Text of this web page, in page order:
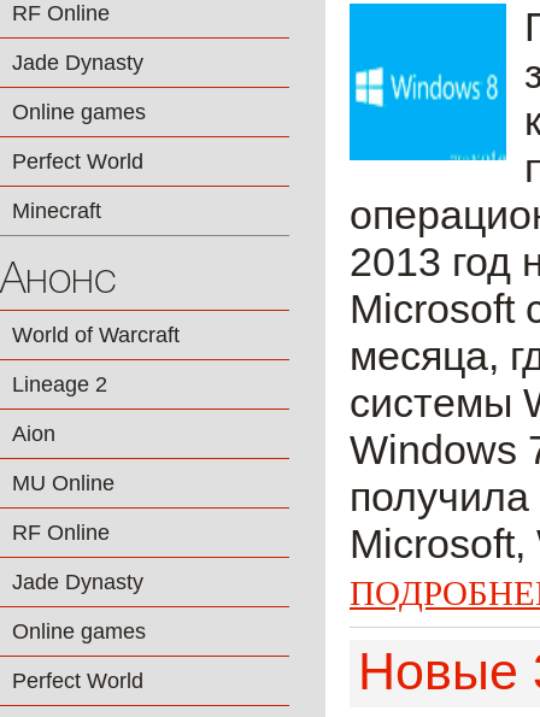
RF Online
Jade Dynasty
Online games
Perfect World
Minecraft
Анонс
World of Warcraft
Lineage 2
Aion
MU Online
RF Online
Jade Dynasty
Online games
Perfect World
2013 год
Microsoft
месяца,
системы
Windows
Microsoft,
Новые